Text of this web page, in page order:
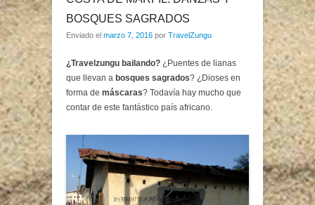
BOSQUES SAGRADOS
Enviado el marzo 7, 2016 por TravelZungu
¿Travelzungu bailando? ¿Puentes de lianas
que llevan a bosques sagrados? ¿Dioses en
forma de máscaras? Todavía hay mucho que
contar de este fantástico país africano.